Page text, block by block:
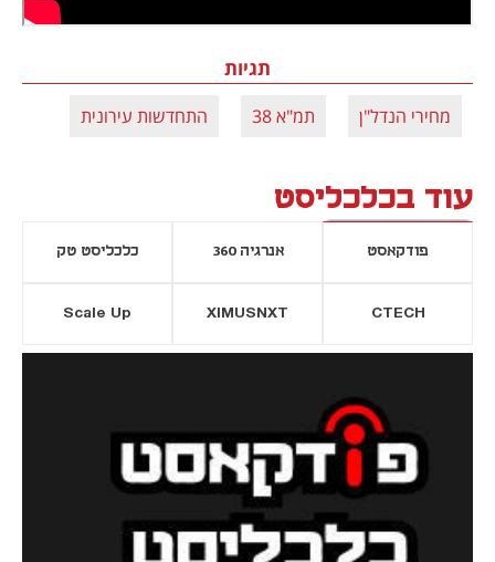
תגיות
מחירי הנדל"ן תמ"א 38 התחדשות עירונית
עוד בכלכליסט
פודקאסט אנרגיה 360 כלכליסט טק
CTECH
XIMUSNXT
Scale Up
נפתח בכרטיסייה חדשה חדשה